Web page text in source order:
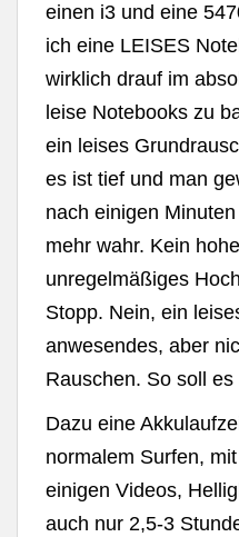
einen i3 und eine
ich eine LEISES
wirklich drauf im
leise Notebooks zu
ein leises
es ist tief und man
nach einigen
mehr wahr. Kein
unregelmäßiges
Stopp. Nein, ein
anwesendes, aber
Rauschen. So soll es
Dazu eine
normalem Surfen,
einigen Videos,
auch nur 2,5-3